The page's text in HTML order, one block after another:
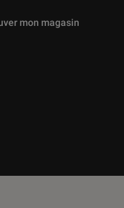
être proposées
mon magasin